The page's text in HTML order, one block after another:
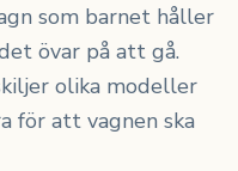
som barnet håller
övar på att gå.
olika modeller
för att vagnen ska